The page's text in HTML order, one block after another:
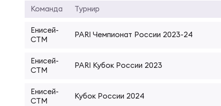
Команда Турнир
Енисей-
СТМ
PARI Чемпионат России 2023-24
Енисей-
СТМ
PARI Кубок России 2023
Енисей-
СТМ
Кубок России 2024